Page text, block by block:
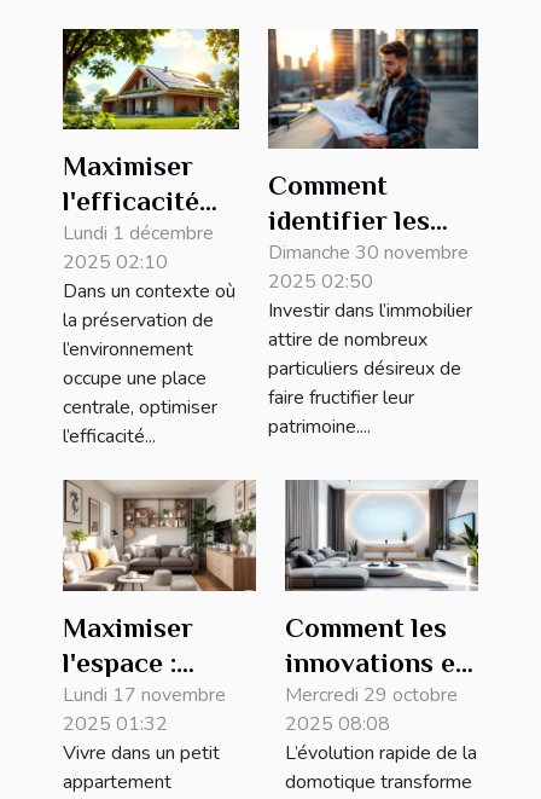
Maximiser
l'efficacité
énergétique :
innovations
pour
propriétés
écologiques
Lundi 1 décembre
2025 02:10
Dans un contexte où
la préservation de
l’environnement
occupe une place
centrale, optimiser
l’efficacité...
Comment
identifier les
meilleures
opportunités
d'investissement
immobilier ?
Dimanche 30 novembre
2025 02:50
Investir dans l’immobilier
attire de nombreux
particuliers désireux de
faire fructifier leur
patrimoine....
Maximiser
l'espace :
conseils pour
petits
appartements
Lundi 17 novembre
2025 01:32
Vivre dans un petit
appartement
Comment les
innovations en
domotique
augmentent la
valeur des
Mercredi 29 octobre
2025 08:08
L’évolution rapide de la
domotique transforme